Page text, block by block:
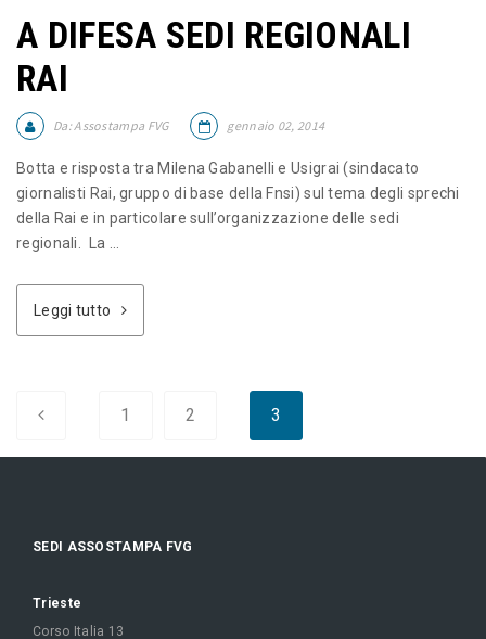
A DIFESA SEDI REGIONALI
RAI
Da:Assostampa FVG gennaio 02, 2014
Botta e risposta tra Milena Gabanelli e Usigrai (sindacato
giornalisti Rai, gruppo di base della Fnsi) sul tema degli sprechi
della Rai e in particolare sull’organizzazione delle sedi
regionali. La ...
Leggi tutto
1 2 3
SEDI ASSOSTAMPA FVG
Trieste
Corso Italia 13